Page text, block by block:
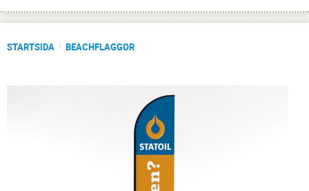
STARTSIDA BEACHFLAGGOR